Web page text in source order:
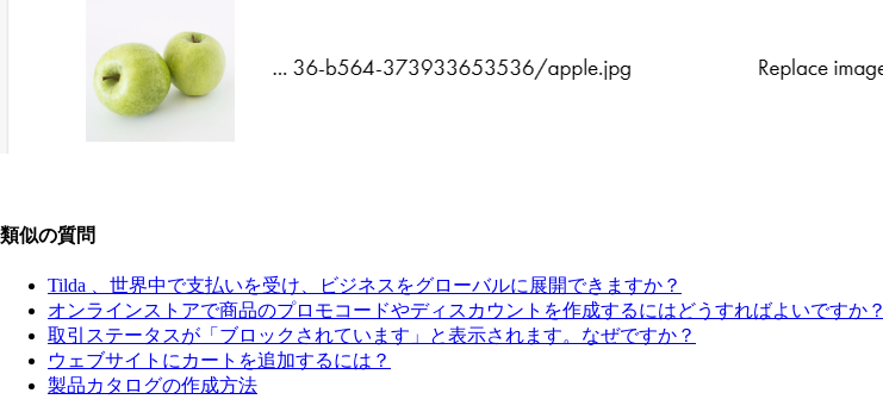
類似の質問
Tilda 、世界中で支払いを受け、ビジネスをグローバルに展開できますか？
オンラインストアで商品のプロモコードやディスカウントを作成するにはどうすればよいですか？
取引ステータスが「ブロックされています」と表示されます。なぜですか？
ウェブサイトにカートを追加するには？
製品カタログの作成方法